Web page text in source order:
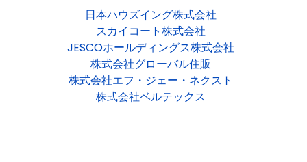
日本ハウズイング株式会社
スカイコート株式会社
JESCOホールディングス株式会社
株式会社グローバル住販
株式会社エフ・ジェー・ネクスト
株式会社ベルテックス